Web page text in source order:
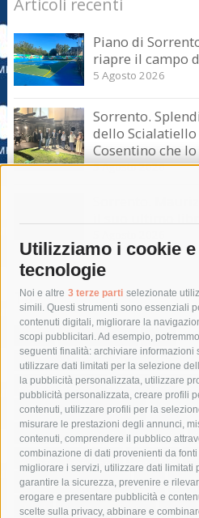
Utilizziamo i cookie
tecnologie
Noi e altre 3 terze parti selezionate
simili. Questi strumenti sono essenziali
contenuti digitali, migliorare la
scopi pubblicitari. Ad esempio,
seguenti finalità: archiviare informazioni
utilizzare dati limitati per la selezione
la pubblicità personalizzata, utilizzare
pubblicità personalizzata, creare profili
contenuti, utilizzare profili per la
misurare le prestazioni degli annunci,
contenuti, comprendere il pubblico
combinazione di dati provenienti da
migliorare i servizi, utilizzare dati limitati
garantire la sicurezza, prevenire e
erogare e presentare pubblicità e
scelte sulla privacy, abbinare e
Piano di
riapre il campo
5 Agosto 2026
Sorrento.
dello
Cosentino che
5 Agosto 2026
Sorrento.
Tag
acqua allerta meteo
anas
area marina protetta di punta
Asl Napoli 3 sud
capitaneria di
castellammare di stabia
comune di sorrento
concerto
costiera amalfitana
covid-19
fondazione sorrento
gori
lavori
lorenzo balducelli mare